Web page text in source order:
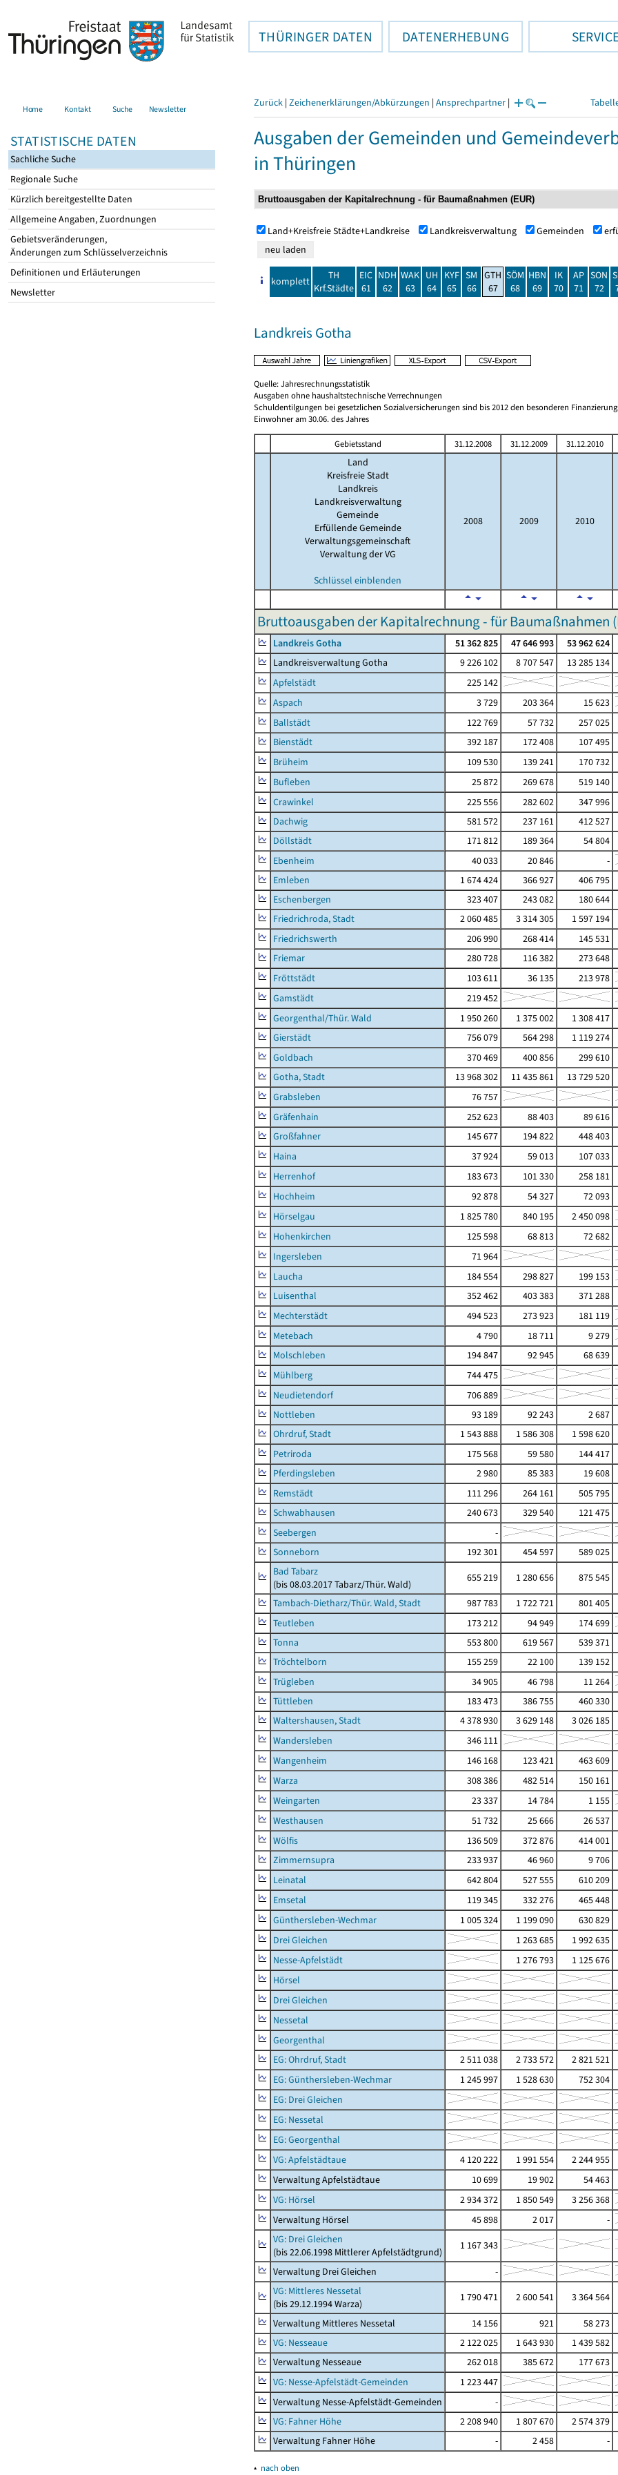
THÜRINGER DATEN DATENERHEBUNG
Home Kontakt Suche Newsletter
STATISTISCHE DATEN
Sachliche Suche
Regionale Suche
Kürzlich bereitgestellte Daten
Allgemeine Angaben, Zuordnungen
Gebietsveränderungen,
Änderungen zum Schlüsselverzeichnis
Definitionen und Erläuterungen
Newsletter
Zurück | Zeichenerklärungen/Abkürzungen | Ansprechpartner |
Ausgaben der Gemeinden und
in Thüringen
Land+Kreisfreie Städte+Landkreise Landkreisverwaltung Gemeinden
komplett
TH
Krf.Städte
EIC
61
NDH
62
WAK
63
UH
64
KYF
65
SM
66
GTH
67
SÖM
68
HBN
69
IK
70
AP
71
SON
72
Landkreis Gotha
Quelle: Jahresrechnungsstatistik
Ausgaben ohne haushaltstechnische Verrechnungen
Schuldentilgungen bei gesetzlichen Sozialversicherungen sind bis 2012 den besonderen
Einwohner am 30.06. des Jahres
Gebietsstand 31.12.2008 31.12.2009 31.12.2010
Land
Kreisfreie Stadt
Landkreis
Landkreisverwaltung
Gemeinde
Erfüllende Gemeinde
Verwaltungsgemeinschaft
Verwaltung der VG
Schlüssel einblenden
2008 2009 2010
Bruttoausgaben der Kapitalrechnung - für Baumaßnahmen
Landkreis Gotha 51 362 825 47 646 993 53 962 624
Landkreisverwaltung Gotha
9 226 102 8 707 547 13 285 134
Apfelstädt
225 142
Aspach
3 729 203 364
15 623
Ballstädt
122 769 57 732 257 025
Bienstädt
392 187 172 408 107 495
Brüheim
109 530 139 241 170 732
Bufleben
25 872 269 678 519 140
Crawinkel
225 556 282 602 347 996
Dachwig
581 572 237 161 412 527
Döllstädt
171 812 189 364 54 804
Ebenheim
40 033 20 846
-
Emleben
1 674 424 366 927 406 795
Eschenbergen
323 407 243 082 180 644
Friedrichroda, Stadt
2 060 485 3 314 305 1 597 194
Friedrichswerth
206 990 268 414 145 531
Friemar
280 728 116 382 273 648
Fröttstädt
103 611 36 135
213 978
Gamstädt
219 452
Georgenthal/Thür. Wald
1 950 260 1 375 002 1 308 417
Gierstädt
756 079 564 298 1 119 274
Goldbach
370 469 400 856 299 610
Gotha, Stadt
13 968 302 11 435 861 13 729 520
Grabsleben
76 757
Gräfenhain
252 623 88 403 89 616
Großfahner
145 677 194 822 448 403
Haina
37 924 59 013 107 033
Herrenhof
183 673 101 330 258 181
Hochheim
92 878 54 327 72 093
Hörselgau
1 825 780 840 195
2 450 098
Hohenkirchen
125 598 68 813 72 682
Ingersleben
71 964
Laucha
184 554 298 827
199 153
Luisenthal
352 462 403 383 371 288
Mechterstädt
494 523 273 923
181 119
Metebach
4 790 18 711
9 279
Molschleben
194 847 92 945 68 639
Mühlberg
744 475
Neudietendorf
706 889
Nottleben
93 189 92 243 2 687
Ohrdruf, Stadt
1 543 888 1 586 308 1 598 620
Petriroda
175 568 59 580 144 417
Pferdingsleben
2 980 85 383 19 608
Remstädt
111 296 264 161 505 795
Schwabhausen
240 673 329 540 121 475
Seebergen
-
Sonneborn
192 301 454 597 589 025
Bad Tabarz
(bis 08.03.2017 Tabarz/Thür. Wald)
655 219 1 280 656 875 545
Tambach-Dietharz/Thür. Wald, Stadt
987 783 1 722 721 801 405
Teutleben
173 212 94 949
174 699
Tonna
553 800 619 567 539 371
Tröchtelborn
155 259 22 100 139 152
Trügleben
34 905 46 798
11 264
Tüttleben
183 473 386 755 460 330
Waltershausen, Stadt
4 378 930 3 629 148 3 026 185
Wandersleben
346 111
Wangenheim
146 168 123 421 463 609
Warza
308 386 482 514 150 161
Weingarten
23 337 14 784
1 155
Westhausen
51 732 25 666 26 537
Wölfis
136 509 372 876 414 001
Zimmernsupra
233 937 46 960 9 706
Leinatal
642 804 527 555 610 209
Emsetal
119 345 332 276 465 448
Günthersleben-Wechmar
1 005 324 1 199 090 630 829
Drei Gleichen
1 263 685 1 992 635
Nesse-Apfelstädt
1 276 793 1 125 676
Hörsel
Drei Gleichen
Nessetal
Georgenthal
EG: Ohrdruf, Stadt
2 511 038 2 733 572 2 821 521
EG: Günthersleben-Wechmar
1 245 997 1 528 630 752 304
EG: Drei Gleichen
EG: Nessetal
EG: Georgenthal
VG: Apfelstädtaue
4 120 222 1 991 554 2 244 955
Verwaltung Apfelstädtaue
10 699 19 902 54 463
VG: Hörsel
2 934 372 1 850 549
3 256 368
Verwaltung Hörsel
45 898 2 017
-
VG: Drei Gleichen
(bis 22.06.1998 Mittlerer Apfelstädtgrund)
1 167 343
Verwaltung Drei Gleichen
-
VG: Mittleres Nessetal
(bis 29.12.1994 Warza)
1 790 471 2 600 541 3 364 564
Verwaltung Mittleres Nessetal
14 156 921 58 273
VG: Nesseaue
2 122 025 1 643 930 1 439 582
Verwaltung Nesseaue
262 018 385 672 177 673
VG: Nesse-Apfelstädt-Gemeinden
1 223 447
Verwaltung Nesse-Apfelstädt-Gemeinden
-
VG: Fahner Höhe
2 208 940 1 807 670 2 574 379
Verwaltung Fahner Höhe
- 2 458 -
▴ nach oben